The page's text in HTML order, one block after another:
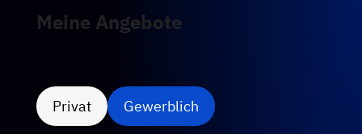
Meine Angebote
Privat Gewerblich